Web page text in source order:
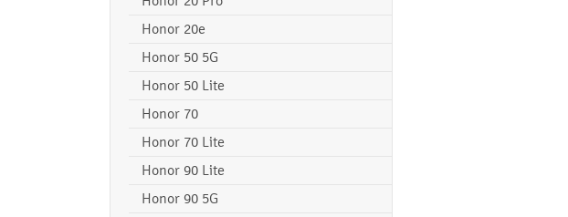
Honor 20e
Honor 50 5G
Honor 50 Lite
Honor 70
Honor 70 Lite
Honor 90 Lite
Honor 90 5G